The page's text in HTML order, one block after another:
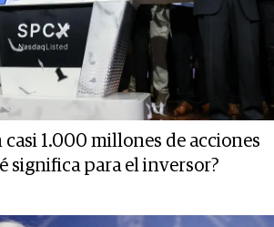
casi 1.000 millones de acciones
significa para el inversor?